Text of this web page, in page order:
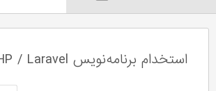
استخدام برنامه‌نویس PHP / Laravel